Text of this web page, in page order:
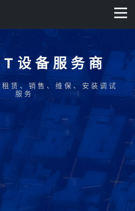
设备服务商
赁、销售、维保、安装调试
服务